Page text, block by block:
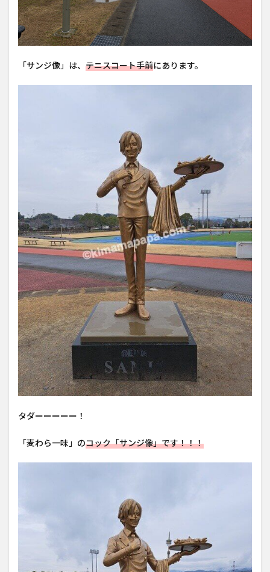
「サンジ像」は、 テニスコート手前にあります。
タダーーーーー！
「麦わら一味」のコック「サンジ像」です！！！